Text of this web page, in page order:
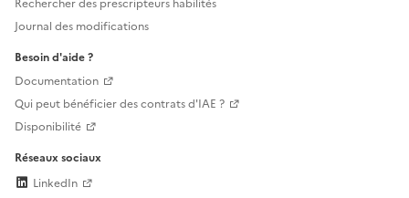
Rechercher des prescripteurs habilités
Journal des modifications
Besoin d'aide ?
Documentation
Qui peut bénéficier des contrats d'IAE ?
Disponibilité
Réseaux sociaux
LinkedIn